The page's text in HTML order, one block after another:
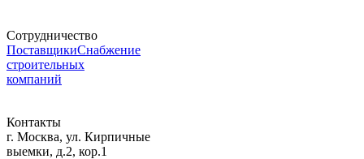
Сотрудничество
ПоставщикиСнабжение
строительных
компаний
Контакты
г. Москва, ул. Кирпичные
выемки, д.2, кор.1